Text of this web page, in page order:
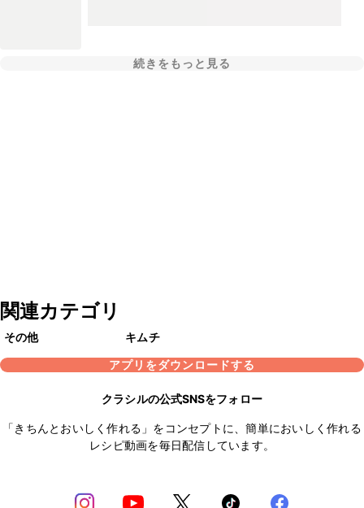
続きをもっと見る
関連カテゴリ
その他
キムチ
アプリをダウンロードする
クラシルの公式SNSをフォロー
「きちんとおいしく作れる」をコンセプトに、簡単においしく作れる
レシピ動画を毎日配信しています。